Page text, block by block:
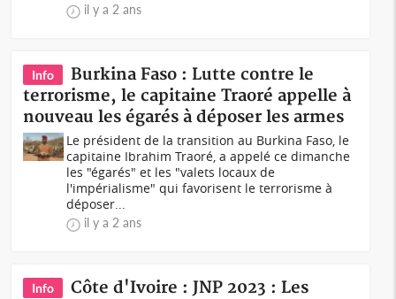
il y a 2 ans
Info
Burkina Faso : Lutte contre le
terrorisme, le capitaine Traoré appelle à
nouveau les égarés à déposer les armes
Le président de la transition au Burkina Faso, le
capitaine Ibrahim Traoré, a appelé ce dimanche
les "égarés" et les "valets locaux de
l'impérialisme" qui favorisent le terrorisme à
déposer...
il y a 2 ans
Info
Côte d'Ivoire : JNP 2023 : Les